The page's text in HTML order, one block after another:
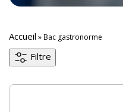
Accueil »Bac gastronorme
Filtre